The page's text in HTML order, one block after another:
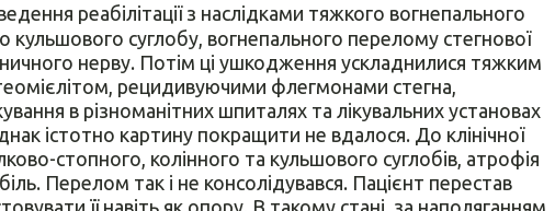
реабілітації з наслідками тяжкого вогнепального
суглобу, вогнепального перелому стегнової
нерву. Потім ці ушкодження ускладнилися тяжким
рецидивуючими флегмонами стегна,
в різноманітних шпиталях та лікувальних установах
істотно картину покращити не вдалося. До клінічної
стопного, колінного та кульшового суглобів, атрофія
Перелом так і не консолідувався. Пацієнт перестав
її навіть як опору. В такому стані, за наполяганням